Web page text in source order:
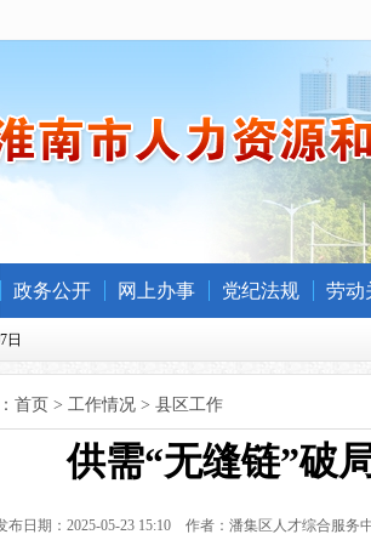
政务公开 网上办事 党纪法规 劳动
日
首页 > 工作情况 > 县区工作
供需“无缝链”破
布日期：2025-05-23 15:10 作者：潘集区人才综合服务